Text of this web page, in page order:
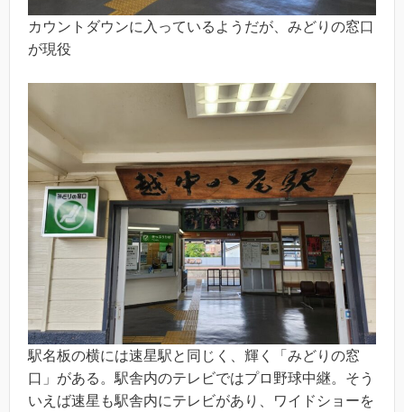
カウントダウンに入っているようだが、みどりの窓口
が現役
駅名板の横には速星駅と同じく、輝く「みどりの窓
口」がある。駅舎内のテレビではプロ野球中継。そう
いえば速星も駅舎内にテレビがあり、ワイドショーを